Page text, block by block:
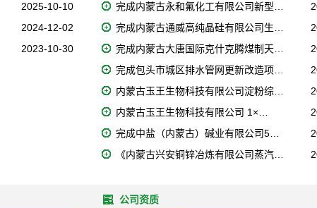
2025-10-10
2024-12-02
2023-10-30
完成内蒙古永和氟化工有限公司新型…
完成内蒙古通威高纯晶硅有限公司生…
完成内蒙古大唐国际克什克腾煤制天…
完成包头市城区排水管网更新改造项…
内蒙古玉王生物科技有限公司淀粉综…
内蒙古玉王生物科技有限公司 1×…
完成中盐（内蒙古）碱业有限公司5…
《内蒙古兴安铜锌冶炼有限公司蒸汽…
公司资质